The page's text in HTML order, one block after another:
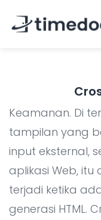
Tentang Kami
Layanan
PENGEMBANGAN
Pengembangan
Portofolio
Karir
CSR
Keamanan. Di
tampilan yang
input eksternal,
aplikasi Web,
terjadi ketika
generasi HTML.